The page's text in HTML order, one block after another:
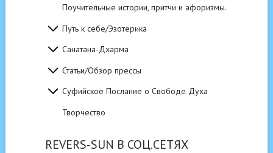
Поучительные истории, притчи и афоризмы.
Путь к себе/Эзотерика
Санатана-Дхарма
Статьи/Обзор прессы
Суфийское Послание о Свободе Духа
Творчество
REVERS-SUN В СОЦ.СЕТЯХ